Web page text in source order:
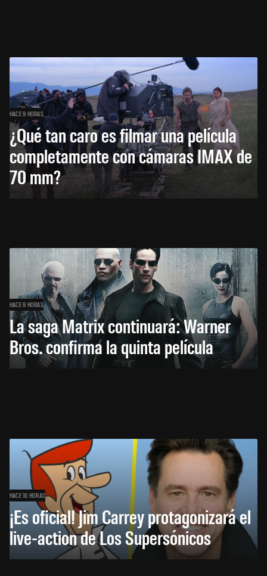
HACE 9 HORAS
¿Qué tan caro es filmar una película
completamente con cámaras IMAX de
70 mm?
HACE 9 HORAS
La saga Matrix continuará: Warner
Bros. confirma la quinta película
HACE 10 HORAS
¡Es oficial! Jim Carrey protagonizará el
live-action de Los Supersónicos